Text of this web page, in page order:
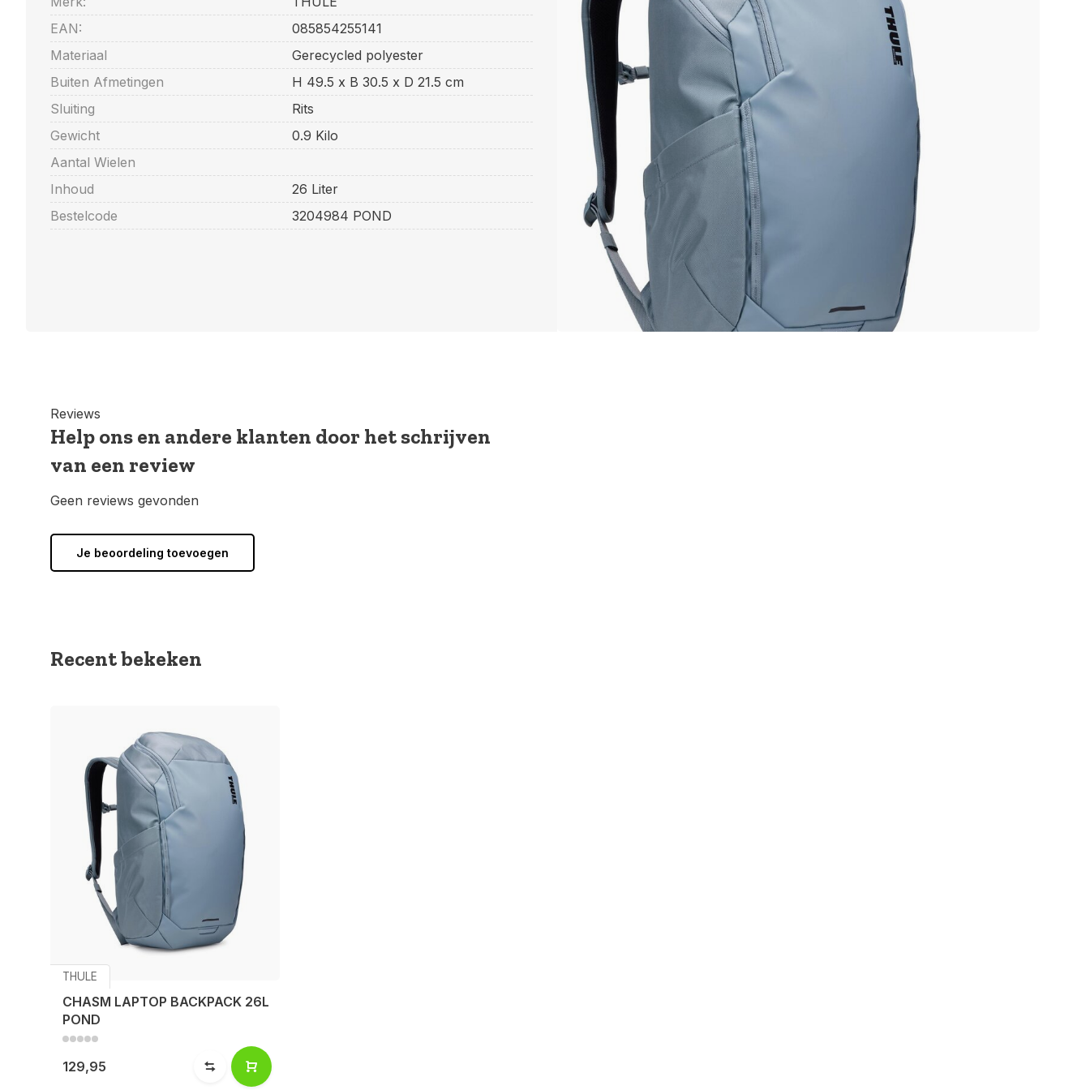
EAN:
085854255141
Materiaal
Gerecycled polyester
Buiten Afmetingen
H 49.5 x B 30.5 x D 21.5 cm
Sluiting
Rits
Gewicht
0.9 Kilo
Aantal Wielen
Inhoud
26 Liter
Bestelcode
3204984 POND
Reviews
Help ons en andere klanten door het schrijven
van een review
Geen reviews gevonden
Je beoordeling toevoegen
Recent bekeken
THULE
CHASM LAPTOP BACKPACK 26L
POND
129,95